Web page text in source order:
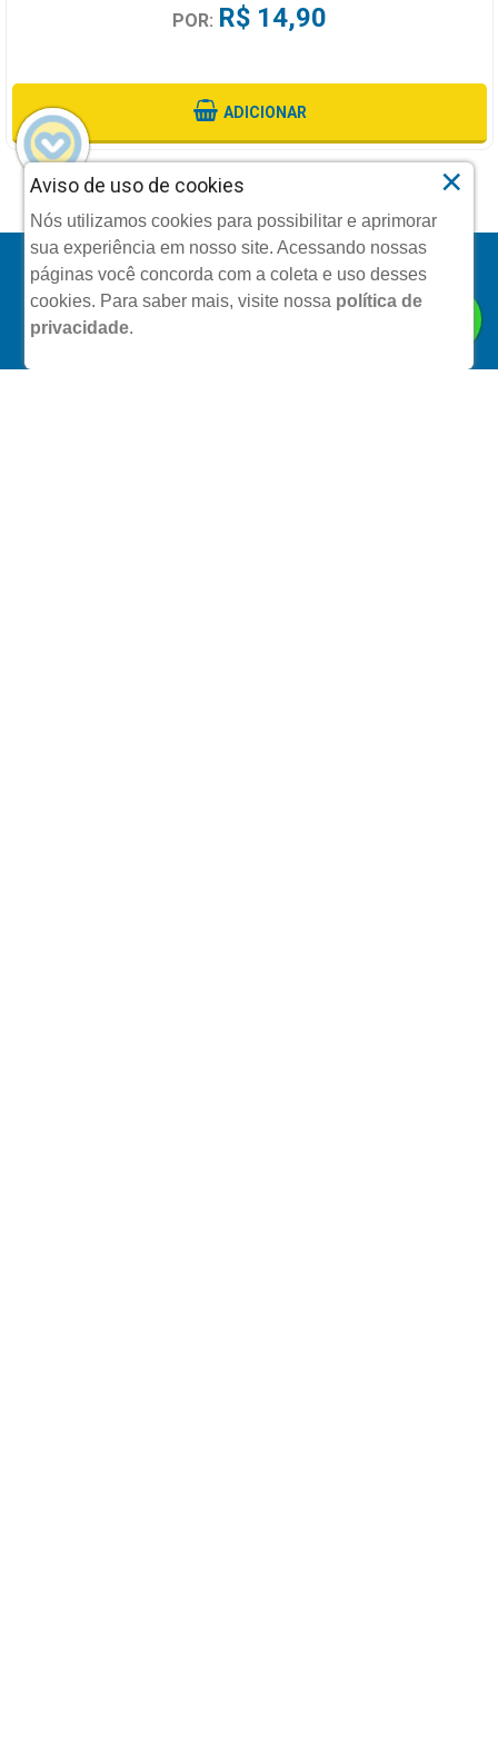
POR: R$ 14,90
ADICIONAR
Aviso de uso de cookies
Nós utilizamos cookies para possibilitar e aprimorar
sua experiência em nosso site. Acessando nossas
páginas você concorda com a coleta e uso desses
cookies. Para saber mais, visite nossa política de
privacidade.
×